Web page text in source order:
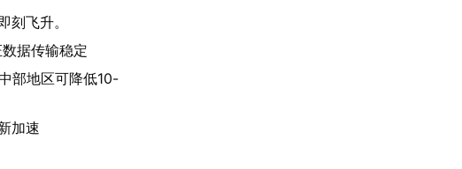
刻飞升。
据传输稳定
部地区可降低10-
加速